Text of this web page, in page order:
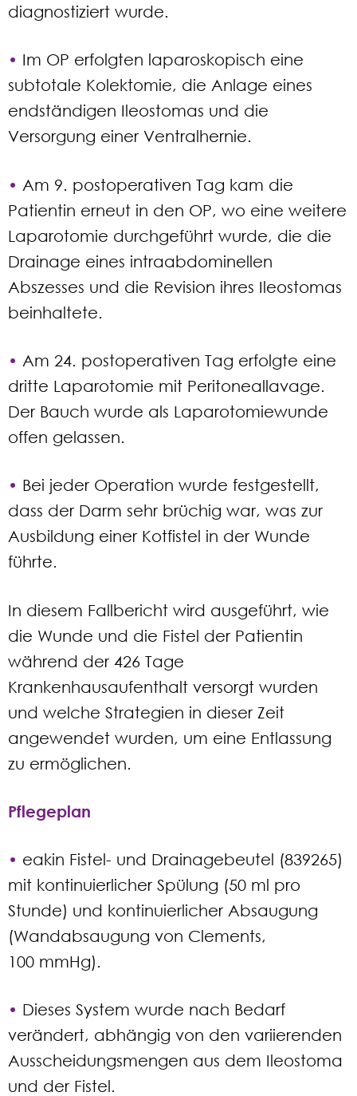
diagnostiziert wurde.
• Im OP erfolgten laparoskopisch eine
subtotale Kolektomie, die Anlage eines
endständigen Ileostomas und die
Versorgung einer Ventralhernie.
• Am 9. postoperativen Tag kam die
Patientin erneut in den OP, wo eine weitere
Laparotomie durchgeführt wurde, die die
Drainage eines intraabdominellen
Abszesses und die Revision ihres Ileostomas
beinhaltete.
• Am 24. postoperativen Tag erfolgte eine
dritte Laparotomie mit Peritoneallavage.
Der Bauch wurde als Laparotomiewunde
offen gelassen.
• Bei jeder Operation wurde festgestellt,
dass der Darm sehr brüchig war, was zur
Ausbildung einer Kotfistel in der Wunde
führte.
In diesem Fallbericht wird ausgeführt, wie
die Wunde und die Fistel der Patientin
während der 426 Tage
Krankenhausaufenthalt versorgt wurden
und welche Strategien in dieser Zeit
angewendet wurden, um eine Entlassung
zu ermöglichen.
Pflegeplan
• eakin Fistel- und Drainagebeutel (839265)
mit kontinuierlicher Spülung (50 ml pro
Stunde) und kontinuierlicher Absaugung
(Wandabsaugung von Clements,
100 mmHg).
• Dieses System wurde nach Bedarf
verändert, abhängig von den variierenden
Ausscheidungsmengen aus dem Ileostoma
und der Fistel.